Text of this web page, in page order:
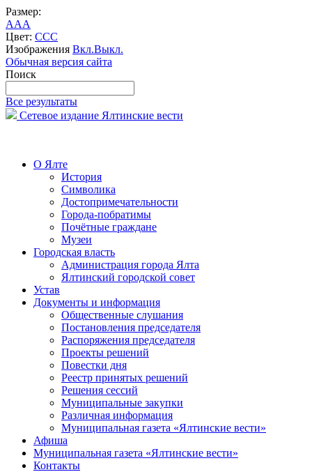
Размер:
AAA
Цвет: CCC
Изображения Вкл.Выкл.
Обычная версия сайта
Поиск
Все результаты
Сетевое издание Ялтинские вести
О Ялте
История
Символика
Достопримечательности
Города-побратимы
Почётные граждане
Музеи
Городская власть
Администрация города Ялта
Ялтинский городской совет
Устав
Документы и информация
Общественные слушания
Постановления председателя
Распоряжения председателя
Проекты решений
Повестки дня
Реестр принятых решений
Решения сессий
Муниципальные закупки
Различная информация
Муниципальная газета «Ялтинские вести»
Афиша
Муниципальная газета «Ялтинские вести»
Контакты